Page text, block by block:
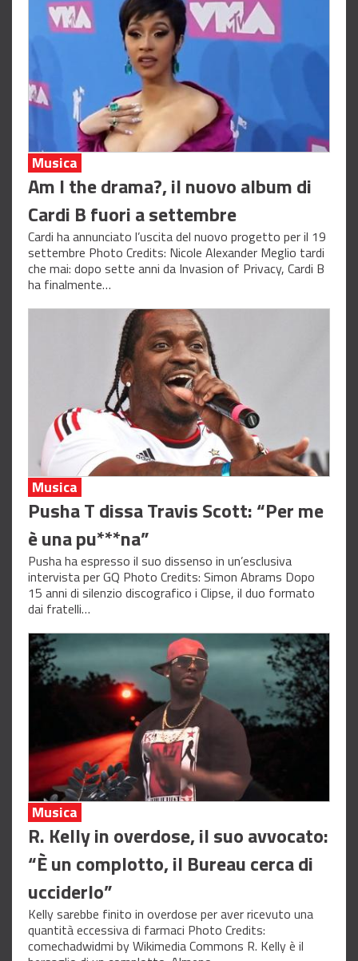
Musica
Am I the drama?, il nuovo album di
Cardi B fuori a settembre
Cardi ha annunciato l’uscita del nuovo progetto per il 19
settembre Photo Credits: Nicole Alexander Meglio tardi
che mai: dopo sette anni da Invasion of Privacy, Cardi B
ha finalmente…
Musica
Pusha T dissa Travis Scott: “Per me
è una pu***na”
Pusha ha espresso il suo dissenso in un’esclusiva
intervista per GQ Photo Credits: Simon Abrams Dopo
15 anni di silenzio discografico i Clipse, il duo formato
dai fratelli…
Musica
R. Kelly in overdose, il suo avvocato:
“È un complotto, il Bureau cerca di
ucciderlo”
Kelly sarebbe finito in overdose per aver ricevuto una
quantità eccessiva di farmaci Photo Credits:
comechadwidmi by Wikimedia Commons R. Kelly è il